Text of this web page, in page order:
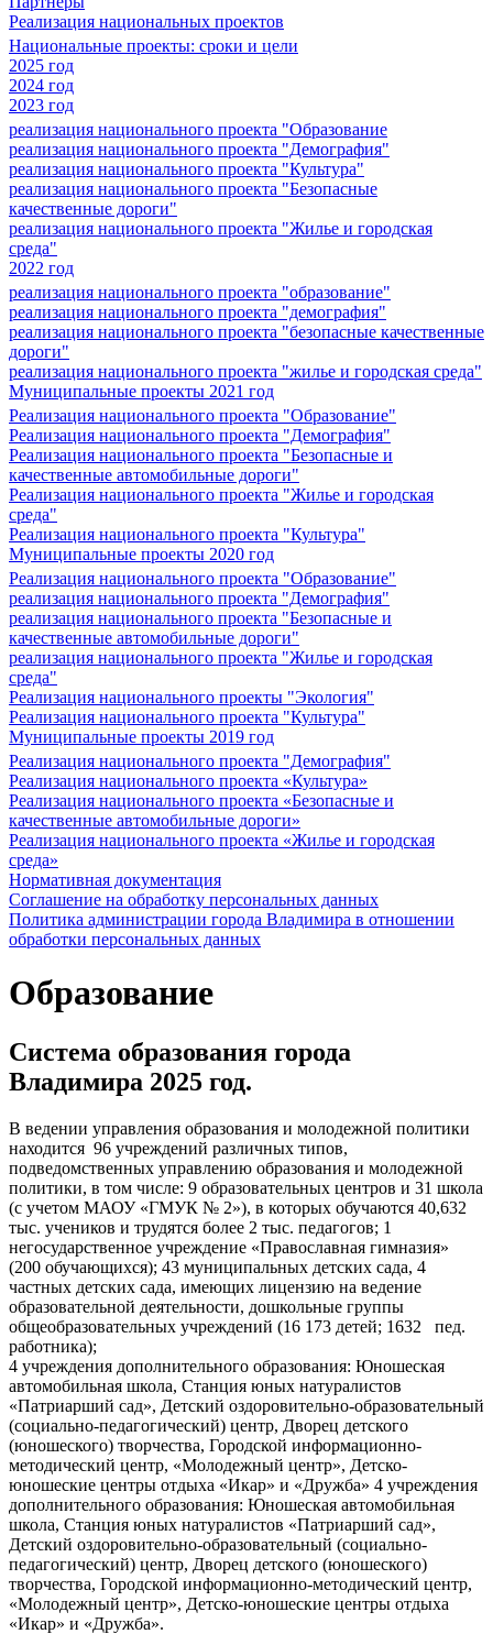
Реализация национальных проектов
Национальные проекты: сроки и цели
2025 год
2024 год
2023 год
реализация национального проекта "Образование
реализация национального проекта "Демография"
реализация национального проекта "Культура"
реализация национального проекта "Безопасные
качественные дороги"
реализация национального проекта "Жилье и городская
среда"
2022 год
реализация национального проекта "образование"
реализация национального проекта "демография"
реализация национального проекта "безопасные качественные
дороги"
реализация национального проекта "жилье и городская среда"
Муниципальные проекты 2021 год
Реализация национального проекта "Образование"
Реализация национального проекта "Демография"
Реализация национального проекта "Безопасные и
качественные автомобильные дороги"
Реализация национального проекта "Жилье и городская
среда"
Реализация национального проекта "Культура"
Муниципальные проекты 2020 год
Реализация национального проекта "Образование"
реализация национального проекта "Демография"
реализация национального проекта "Безопасные и
качественные автомобильные дороги"
реализация национального проекта "Жилье и городская
среда"
Реализация национального проекты "Экология"
Реализация национального проекта "Культура"
Муниципальные проекты 2019 год
Реализация национального проекта "Демография"
Реализация национального проекта «Культура»
Реализация национального проекта «Безопасные и
качественные автомобильные дороги»
Реализация национального проекта «Жилье и городская
среда»
Нормативная документация
Соглашение на обработку персональных данных
Политика администрации города Владимира в отношении
обработки персональных данных
Образование
Система образования города
Владимира 2025 год.
В ведении управления образования и молодежной политики
находится 96 учреждений различных типов,
подведомственных управлению образования и молодежной
политики, в том числе: 9 образовательных центров и 31 школа
(с учетом МАОУ «ГМУК № 2»), в которых обучаются 40,632
тыс. учеников и трудятся более 2 тыс. педагогов; 1
негосударственное учреждение «Православная гимназия»
(200 обучающихся); 43 муниципальных детских сада, 4
частных детских сада, имеющих лицензию на ведение
образовательной деятельности, дошкольные группы
общеобразовательных учреждений (16 173 детей; 1632 пед.
работника);
4 учреждения дополнительного образования: Юношеская
автомобильная школа, Станция юных натуралистов
«Патриарший сад», Детский оздоровительно-образовательный
(социально-педагогический) центр, Дворец детского
(юношеского) творчества, Городской информационно-
методический центр, «Молодежный центр», Детско-
юношеские центры отдыха «Икар» и «Дружба» 4 учреждения
дополнительного образования: Юношеская автомобильная
школа, Станция юных натуралистов «Патриарший сад»,
Детский оздоровительно-образовательный (социально-
педагогический) центр, Дворец детского (юношеского)
творчества, Городской информационно-методический центр,
«Молодежный центр», Детско-юношеские центры отдыха
«Икар» и «Дружба».